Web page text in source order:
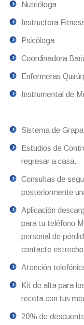
Nutrióloga
Instructora
Psicóloga
Coordinadora
Enfermeras
Instrumental de
Sistema de
Estudios de
regresar a casa.
Consultas de
posteriormente
Aplicación
para tu teléfono
personal de
contacto
Atención
Kit de alta para
receta con tus
20% de